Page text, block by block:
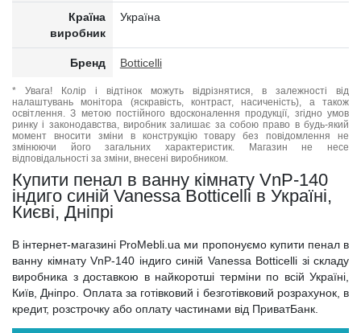
Країна
виробник
Україна
Бренд Botticelli
* Увага! Колір і відтінок можуть відрізнятися, в залежності від
налаштувань монітора (яскравість, контраст, насиченість), а також
освітлення. З метою постійного вдосконалення продукції, згідно умов
ринку і законодавства, виробник залишає за собою право в будь-який
момент вносити зміни в конструкцію товару без повідомлення не
змінюючи його загальних характеристик. Магазин не несе
відповідальності за зміни, внесені виробником.
Купити пенал в ванну кімнату VnP-140
індиго синій Vanessa Botticelli в Україні,
Києві, Дніпрі
В інтернет-магазині ProMebli.ua ми пропонуємо купити пенал в
ванну кімнату VnP-140 індиго синій Vanessa Botticelli зі складу
виробника з доставкою в найкоротші терміни по всій Україні,
Київ, Дніпро. Оплата за готівковий і безготівковий розрахунок, в
кредит, розстрочку або оплату частинами від ПриватБанк.